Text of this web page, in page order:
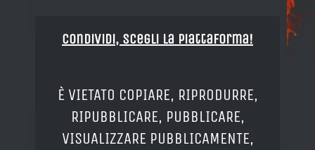
Condividi, Scegli la piattaforma!
È VIETATO COPIARE, RIPRODURRE,
RIPUBBLICARE, PUBBLICARE,
VISUALIZZARE PUBBLICAMENTE,